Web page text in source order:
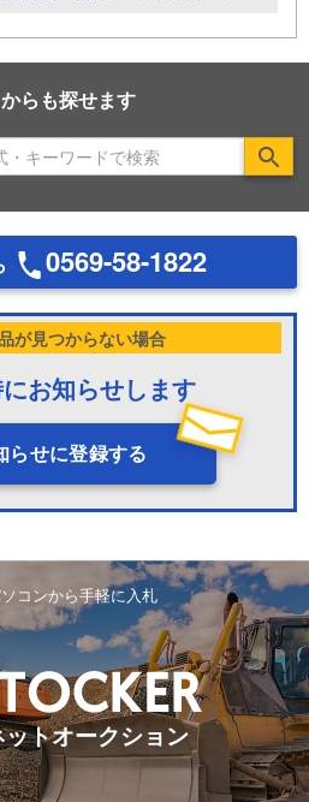
らも探せます
0569-58-1822
が見つからない場合
お知らせします
らせに登録する
コンから手軽に入札
トオークション